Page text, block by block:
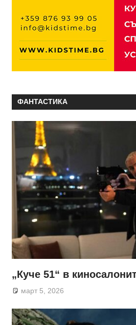
ФАНТАСТИКА
„Куче 51“ в
март 5, 2026